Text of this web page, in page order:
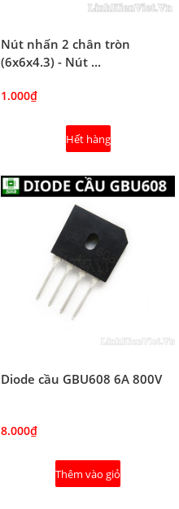
Nút nhấn 2 chân tròn
(6x6x4.3) - Nút ...
1.000₫
Hết hàng
Diode cầu GBU608 6A 800V
8.000₫
Thêm vào giỏ